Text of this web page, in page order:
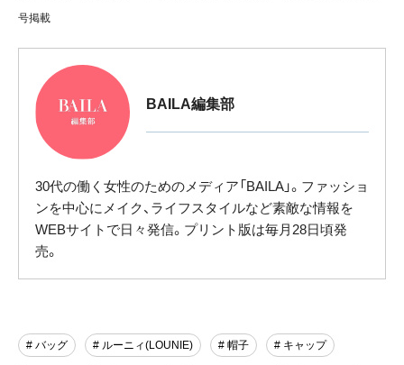
号掲載
BAILA編集部
30代の働く女性のためのメディア「BAILA」。ファッショ
ンを中心にメイク、ライフスタイルなど素敵な情報を
WEBサイトで日々発信。プリント版は毎月28日頃発
売。
# バッグ # ルーニィ(LOUNIE) # 帽子 # キャップ